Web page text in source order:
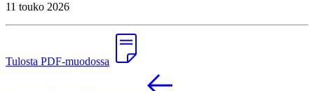
11 touko 2026
Tulosta PDF-muodossa